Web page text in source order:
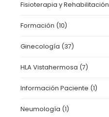
Fisioterapia y Rehabilitación
Formación (10)
Ginecología (37)
HLA Vistahermosa (7)
Información Paciente (1)
Neumología (1)